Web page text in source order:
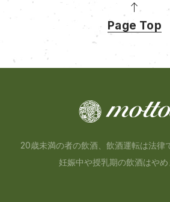
Page Top
20歳未満の者の飲酒、飲酒運転は法律
妊娠中や授乳期の飲酒はやめ